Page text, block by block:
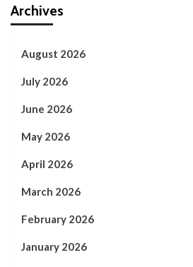
Archives
August 2026
July 2026
June 2026
May 2026
April 2026
March 2026
February 2026
January 2026